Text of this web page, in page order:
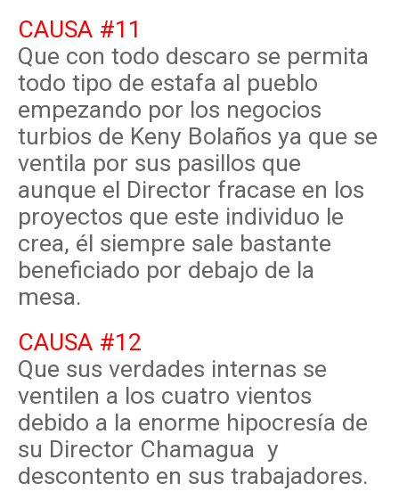
CAUSA #11
Que con todo descaro se permita
todo tipo de estafa al pueblo
empezando por los negocios
turbios de Keny Bolaños ya que se
ventila por sus pasillos que
aunque el Director fracase en los
proyectos que este individuo le
crea, él siempre sale bastante
beneficiado por debajo de la
mesa.
CAUSA #12
Que sus verdades internas se
ventilen a los cuatro vientos
debido a la enorme hipocresía de
su Director Chamagua y
descontento en sus trabajadores.